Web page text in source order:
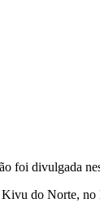
foi divulgada
do Norte,